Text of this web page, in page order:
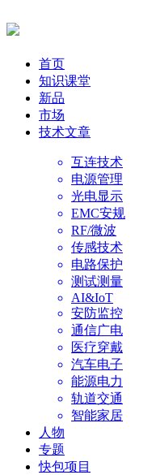
首页
知识课堂
新品
市场
技术文章
互连技术
电源管理
光电显示
EMC安规
RF/微波
传感技术
电路保护
测试测量
AI&IoT
安防监控
通信广电
医疗穿戴
汽车电子
能源电力
轨道交通
智能家居
人物
专题
快包项目